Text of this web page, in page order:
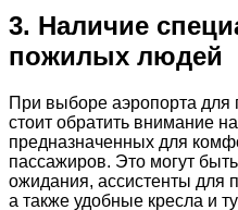
3. Наличие
пожилых людей
При выборе аэропорта для
стоит обратить внимание
предназначенных для
пассажиров. Это могут
ожидания, ассистенты для
а также удобные кресла и